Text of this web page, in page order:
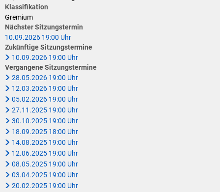
Feuerwehr
Allgemeine Informationen
Seniorenmobilität/Jugendtaxi/Fahrservice
Klassifikation
Gremium
Nächster Sitzungstermin
10.09.2026 19:00 Uhr
Zukünftige Sitzungstermine
10.09.2026 19:00 Uhr
Vergangene Sitzungstermine
28.05.2026 19:00 Uhr
12.03.2026 19:00 Uhr
05.02.2026 19:00 Uhr
27.11.2025 19:00 Uhr
30.10.2025 19:00 Uhr
18.09.2025 18:00 Uhr
14.08.2025 19:00 Uhr
12.06.2025 19:00 Uhr
08.05.2025 19:00 Uhr
03.04.2025 19:00 Uhr
20.02.2025 19:00 Uhr